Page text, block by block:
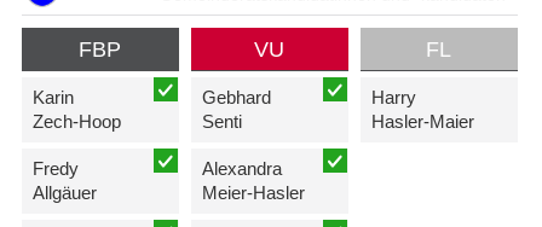
FBP
Karin
Zech-Hoop
Fredy
Allgäuer
VU
Gebhard
Senti
Alexandra
Meier-Hasler
FL
Harry
Hasler-Maier